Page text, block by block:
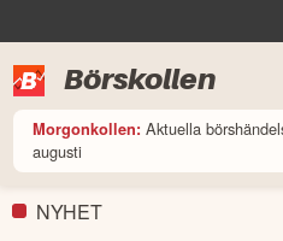
Börskollen
Morgonkollen: Aktuella
augusti
NYHET